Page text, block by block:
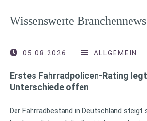
Wissenswerte Branchennews
05.08.2026 ALLGEMEIN
Erstes Fahrradpolicen-Rating
Unterschiede offen
Der Fahrradbestand in Deutschland steigt